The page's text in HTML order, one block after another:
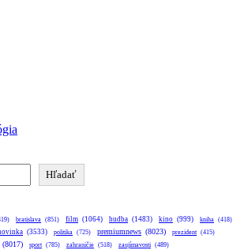
Hľadať
bratislava (851) film (1064) hudba (1483) kino (999) kniha (418)
(3533) politika (725) premiumnews (8023) prezident (415)
(8017) sport (785) zahraničie (518) zaujímavosti (489)